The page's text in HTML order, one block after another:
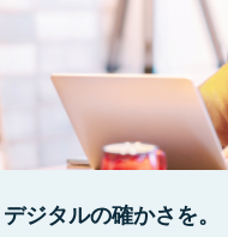
ジタルの確かさを。